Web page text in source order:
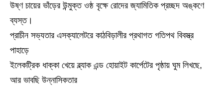
উষ্ণ চায়ের ভাঁড়ের উন্মুক্ত ওষ্ঠ বৃক্ষে রোদের জ্যামিতিক প্রচ্ছদ অঙ্কণে
ব্যস্ত।
প্রাচীন সভ্যতার এসক্যালেটরে কাঠবিড়ালীর প্রথাগত গতিপথ বিবস্ত্র
পাহাড়ে
ইলেকট্রিক ধাক্কা খেয়ে ব্ল্যাক এন্ড হোয়াইট কার্পেটের পৃষ্ঠায় ঘুম লিখছে,
আর ভাবছি উন্নাসিকতার